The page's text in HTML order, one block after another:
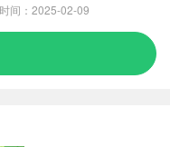
时间：2025-02-09